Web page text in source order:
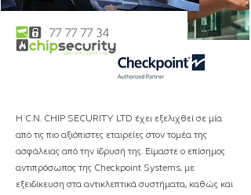
Η C.N. CHIP SECURITY LTD έχει εξελιχθεί σε μία
από τις πιο αξιόπιστες εταιρείες στον τομέα της
ασφάλειας από την ίδρυσή της. Είμαστε ο επίσημος
αντιπρόσωπος της Checkpoint Systems, με
εξειδίκευση στα αντικλεπτικά συστήματα, καθώς και